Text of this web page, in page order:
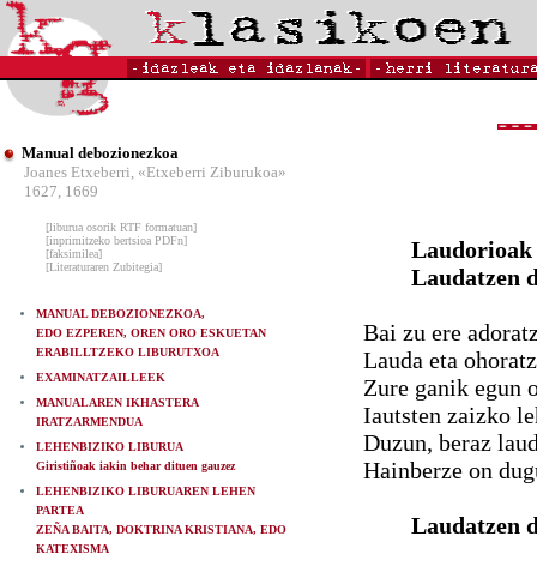
Manual debozionezkoa
Joanes Etxeberri, «Etxeberri Ziburukoa»
1627, 1669
[liburua osorik RTF formatuan]
[inprimitzeko bertsioa PDFn]
[faksimilea]
[Literaturaren Zubitegia]
MANUAL DEBOZIONEZKOA,
EDO EZPEREN, OREN ORO ESKUETAN
ERABILLTZEKO LIBURUTXOA
EXAMINATZAILLEEK
MANUALAREN IKHASTERA
IRATZARMENDUA
LEHENBIZIKO LIBURUA
Giristiñoak iakin behar dituen gauzez
LEHENBIZIKO LIBURUAREN LEHEN
PARTEA
ZEÑA BAITA, DOKTRINA KRISTIANA, EDO
KATEXISMA
Laudatzen
Bai zu ere
Lauda eta
Zure ganik egun
Iautsten zaizko
Duzun, beraz
Hainberze on
Laudatzen